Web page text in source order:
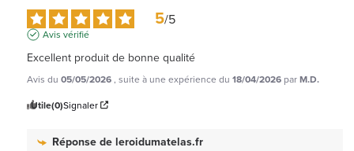
5/5
Avis vérifié
Excellent produit de bonne qualité
Avis du 05/05/2026, suite à une expérience du 18/04/2026 parM.D.
Utile(0)Signaler
Réponse deleroidumatelas.fr